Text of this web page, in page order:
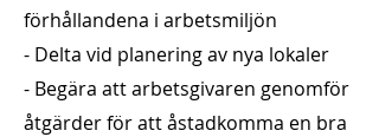
förhållandena i arbetsmiljön
- Delta vid planering av nya lokaler
- Begära att arbetsgivaren genomför
åtgärder för att åstadkomma en bra